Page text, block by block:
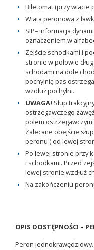
Biletomat (przy wiacie
Wiata peronowa z
SIP– informacja
oznaczeniem w
Zejście schodkami i
stronie w połowie
schodami na dole
pochylnią pas
wzdłuż pochylni.
UWAGA! Słup
ostrzegawczego
polem ostrzegawczym
Zalecane obejście
peronu ( od lewej
Po lewej stronie przy
i schodkami. Przed
lewej stronie wzdłuż
Na zakończeniu
OPIS DOSTĘPNOŚCI –
Peron jednokrawędziowy.